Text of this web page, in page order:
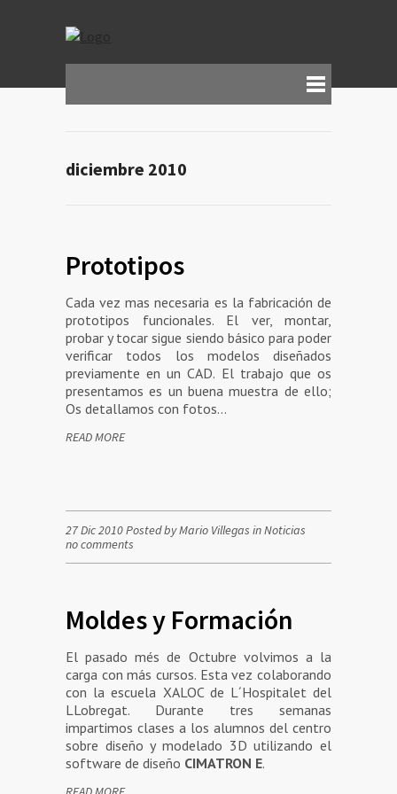
diciembre 2010
Prototipos
Cada vez mas necesaria es la fabricación de
prototipos funcionales. El ver, montar,
probar y tocar sigue siendo básico para poder
verificar todos los modelos diseñados
previamente en un CAD. El trabajo que os
presentamos es un buena muestra de ello;
Os detallamos con fotos…
READ MORE
27 Dic 2010 Posted by Mario Villegas inNoticias
no comments
Moldes y Formación
El pasado més de Octubre volvimos a la
carga con más cursos. Esta vez colaborando
con la escuela XALOC de L´Hospitalet del
LLobregat. Durante tres semanas
impartimos clases a los alumnos del centro
sobre diseño y modelado 3D utilizando el
software de diseño CIMATRON E.